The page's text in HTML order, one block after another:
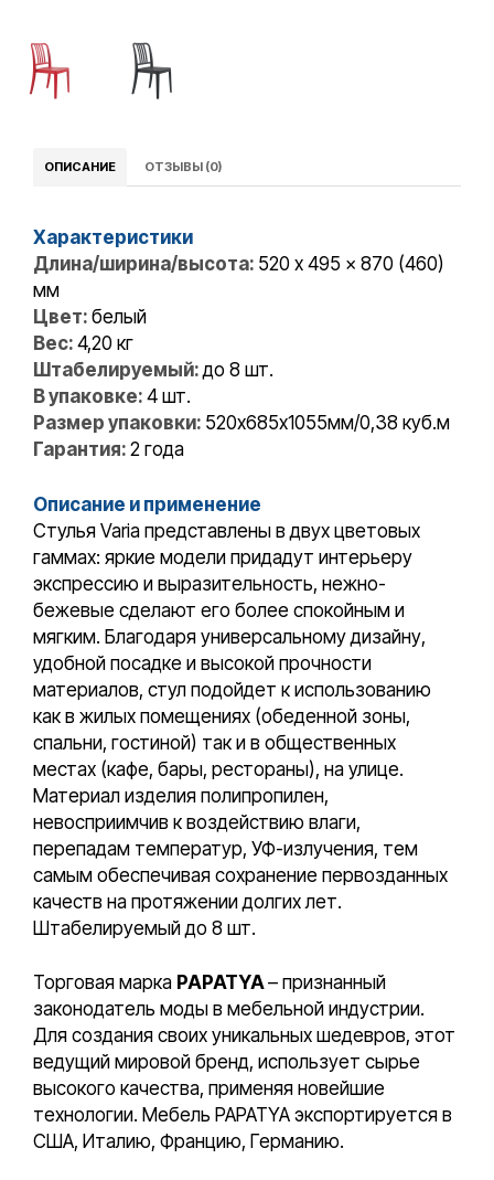
ОПИСАНИЕ ОТЗЫВЫ (0)
Характеристики
Длина/ширина/высота: 520 x 495 x 870 (460)
мм
Цвет: белый
Вес: 4,20 кг
Штабелируемый:до 8 шт.
В упаковке: 4 шт.
Размер упаковки: 520х685х1055мм/0,38 куб.м
Гарантия: 2 года
Описание и применение
Стулья Varia представлены в двух цветовых
гаммах: яркие модели придадут интерьеру
экспрессию и выразительность, нежно-
бежевые сделают его более спокойным и
мягким. Благодаря универсальному дизайну,
удобной посадке и высокой прочности
материалов, стул подойдет к использованию
как в жилых помещениях (обеденной зоны,
спальни, гостиной) так и в общественных
местах (кафе, бары, рестораны), на улице.
Материал изделия полипропилен,
невосприимчив к воздействию влаги,
перепадам температур, УФ-излучения, тем
самым обеспечивая сохранение первозданных
качеств на протяжении долгих лет.
Штабелируемый до 8 шт.
Торговая марка PAPATYA– признанный
законодатель моды в мебельной индустрии.
Для создания своих уникальных шедевров, этот
ведущий мировой бренд, использует сырье
высокого качества, применяя новейшие
технологии. Мебель PAPATYA экспортируется в
США, Италию, Францию, Германию.